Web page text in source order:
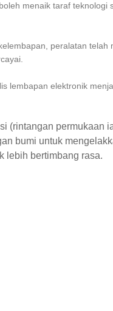
menaik taraf teknologi
peralatan telah
lembapan elektronik
(rintangan permukaan
bumi untuk
lebih bertimbang rasa.